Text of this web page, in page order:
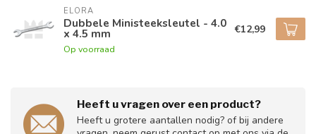
ELORA
Dubbele Ministeeksleutel - 4.0
x 4.5 mm
Op voorraad
€12,99
Heeft u vragen over een product?
Heeft u grotere aantallen nodig? of bij andere